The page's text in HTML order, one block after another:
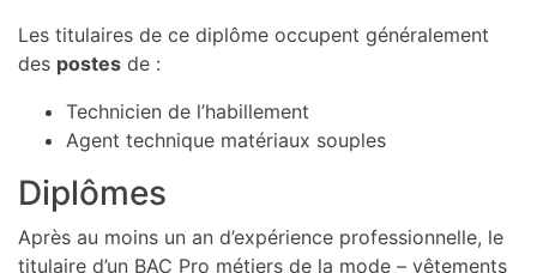
Les titulaires de ce diplôme occupent généralement
des postes de :
Technicien de l’habillement
Agent technique matériaux souples
Diplômes
Après au moins un an d’expérience professionnelle, le
titulaire d’un BAC Pro métiers de la mode – vêtements